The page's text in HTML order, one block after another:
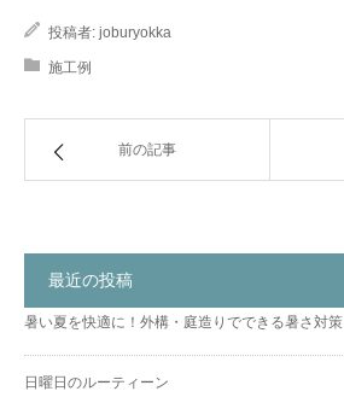
投稿者: joburyokka
施工例
前の記事
最近の投稿
暑い夏を快適に！外構・庭造りでできる暑さ対策
日曜日のルーティーン